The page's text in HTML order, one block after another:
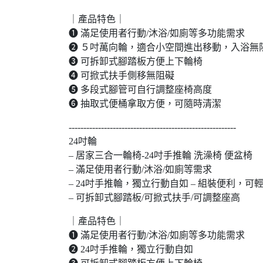
｜產品特色｜
➊ 滿足使用者行動/沐浴/如廁等多功能需求
➋ ５吋萬向輪，適合小空間進出移動，入浴無
➌ 可拆卸式腳踏板方便上下輪椅
➍ 可掀式扶手側移無阻礙
➎ 多段式腳管可自行調整座椅高度
➏ 抽取式便桶拿取方便，可隨時清潔
---------------------------------------------------------
24吋輪
– 居家三合一輪椅-24吋手推輪 洗澡椅 便盆椅
– 滿足使用者行動/沐浴/如廁等需求
– 24吋手推輪，獨立行動自如 – 組裝便利，可
– 可拆卸式腳踏板/可掀式扶手/可調整座高
｜產品特色｜
➊ 滿足使用者行動/沐浴/如廁等多功能需求
➋ 24吋手推輪，獨立行動自如